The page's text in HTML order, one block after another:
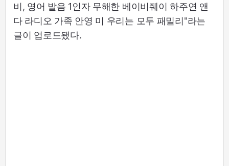
비, 영어 발음 1인자 무해한 베이비줴이 하주연 앤
다 라디오 가족 안영 미 우리는 모두 패밀리"라는
글이 업로드됐다.